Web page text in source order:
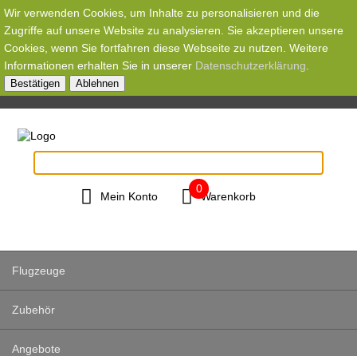
Wir verwenden Cookies, um Inhalte zu personalisieren und die
Zugriffe auf unsere Website zu analysieren. Sie akzeptieren unsere
Cookies, wenn Sie fortfahren diese Webseite zu nutzen. Weitere
Informationen erhalten Sie in unserer Datenschutzerklärung
Bestätigen Ablehnen
Mein Konto
0
Warenkorb
Flugzeuge
Zubehör
Angebote